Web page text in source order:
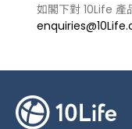
如閣下對 10Life 產